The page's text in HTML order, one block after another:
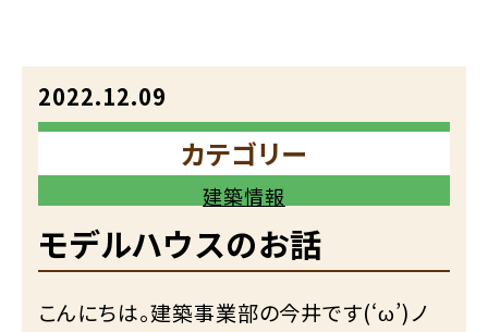
2022.12.09
カテゴリー
建築情報
モデルハウスのお話
こんにちは。建築事業部の今井です(‘ω’)ノ